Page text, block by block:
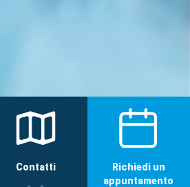
Contatti
Richiedi un
appuntamento